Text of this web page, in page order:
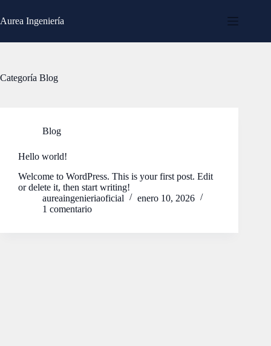
al
contenido
Aurea Ingeniería
Categoría Blog
Blog
Hello world!
Welcome to WordPress. This is your first post. Edit
or delete it, then start writing!
aureaingenieriaoficial
enero 10, 2026
1 comentario